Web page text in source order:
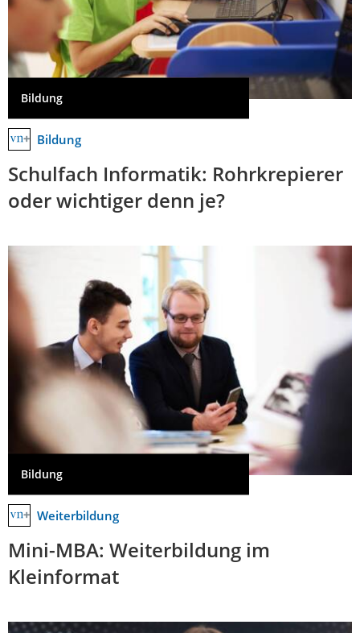
Bildung
Bildung
Schulfach Informatik: Rohrkrepierer
oder wichtiger denn je?
Bildung
Weiterbildung
Mini-MBA: Weiterbildung im
Kleinformat